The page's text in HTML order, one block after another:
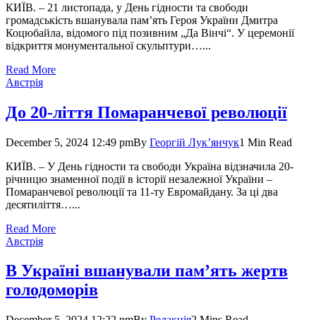
КИЇВ. – 21 листопада, у День гідности та свободи
громадськість вшанувала пам’ять Героя України Дмитра
Коцюбайла, відомого під позивним „Да Вінчі“. У церемонії
відкриття монументальної скульптури…...
Read More
Австрія
До 20-ліття Помаранчевої революції
December 5, 2024 12:49 pmBy Георгій Лук’янчук1 Min Read
КИЇВ. – У День гідности та свободи Україна відзначила 20-
річницю знаменної події в історії незалежної України –
Помаранчевої революції та 11-ту Евромайдану. За ці два
десятиліття…...
Read More
Австрія
В Україні вшанували пам’ять жертв
голодоморів